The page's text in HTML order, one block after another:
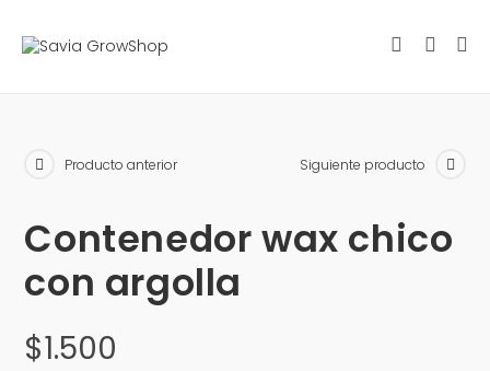
Producto anterior Siguiente producto
Contenedor wax chico
con argolla
$1.500